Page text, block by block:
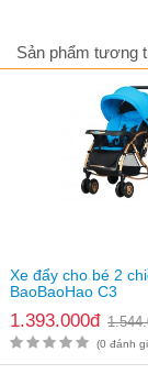
Sản phẩm tương
Xe đẩy cho bé 2
BaoBaoHao C3
1.393.000đ
(0 đánh